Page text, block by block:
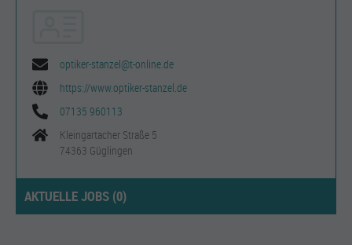
optiker-stanzel@t-online.de
https://www.optiker-stanzel.de
07135 960113
Kleingartacher Straße 5
74363 Güglingen
AKTUELLE JOBS (0)